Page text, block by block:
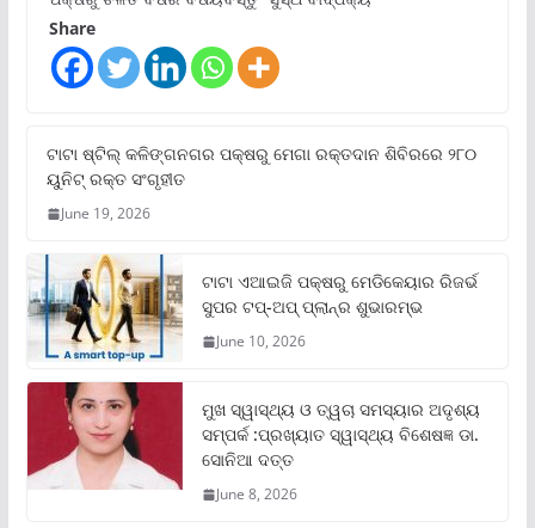
Share
ଟାଟା ଷ୍ଟିଲ୍‌ କଳିଙ୍ଗନଗର ପକ୍ଷରୁ ମେଗା ରକ୍ତଦାନ ଶିବିରରେ ୨୮୦
ୟୁନିଟ୍‌ ରକ୍ତ ସଂଗୃହୀତ
June 19, 2026
ଟାଟା ଏଆଇଜି ପକ୍ଷରୁ ମେଡିକେୟାର ରିଜର୍ଭ
ସୁପର ଟପ୍‌-ଅପ୍ ପ୍ଲାନ୍‌ର ଶୁଭାରମ୍ଭ
June 10, 2026
ମୁଖ ସ୍ୱାସ୍ଥ୍ୟ ଓ ତ୍ୱଚା ସମସ୍ୟାର ଅଦୃଶ୍ୟ
ସମ୍ପର୍କ :ପ୍ରଖ୍ୟାତ ସ୍ୱାସ୍ଥ୍ୟ ବିଶେଷଜ୍ଞ ଡା.
ସୋନିଆ ଦତ୍ତ
June 8, 2026